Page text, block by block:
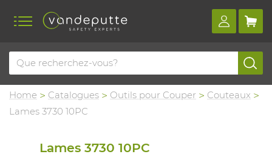
Home Catalogues Outils pour Couper
Couteaux
Lames 3730 10PC
Lames 3730 10PC